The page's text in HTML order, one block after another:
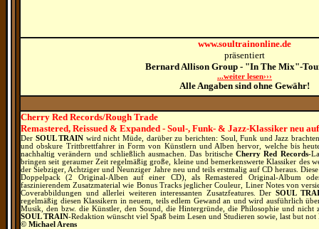
www.soultrainonline.de
präsentiert
Bernard Allison Group - "In The Mix"-
...weiter lesen›››
Alle Angaben sind ohne Gewähr!
Cherry Red Records/Rough Trade
Remastered, Reissued & Expanded - Soul-, Funk- & Jazz-Klassiker neu
Der SOUL TRAIN wird nicht Müde, darüber zu berichten: Soul, Funk und Jazz
und obskure Trittbrettfahrer in Form von Künstlern und Alben hervor, welche bis
nachhaltig verändern und schließlich ausmachen. Das britische Cherry Red Records-
bringen seit geraumer Zeit regelmäßig große, kleine und bemerkenswerte Klassiker des
der Siebziger, Achtziger und Neunziger Jahre neu und teils erstmalig auf CD heraus.
Doppelpack (2 Original-Alben auf einer CD), als Remastered Original-Album
faszinierendem Zusatzmaterial wie Bonus Tracks jeglicher Couleur, Liner Notes von
Coverabbildungen und allerlei weiteren interessanten Zusatzfeatures. Der SOUL
regelmäßig diesen Klassikern in neuem, teils edlem Gewand an und wird ausführlich
Musik, den bzw. die Künstler, den Sound, die Hintergründe, die Philosophie und nicht
SOUL TRAIN-Redaktion wünscht viel Spaß beim Lesen und Studieren sowie, last but not
© Michael Arens